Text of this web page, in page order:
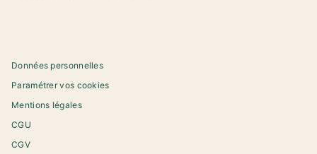
Données personnelles
Paramétrer vos cookies
Mentions légales
CGU
CGV